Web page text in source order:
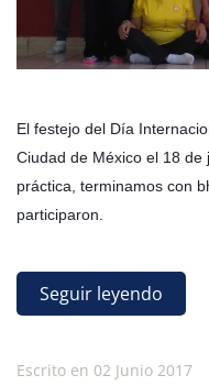
El festejo del Día
Ciudad de México el 18 de
práctica, terminamos con
participaron.
Seguir leyendo
Escrito en 02 Junio 2017